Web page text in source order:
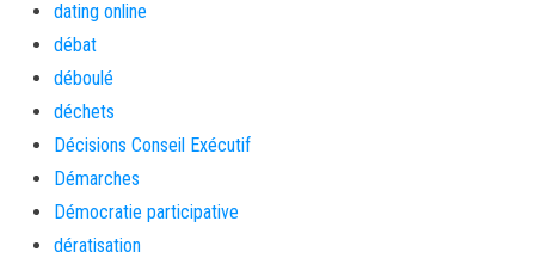
dating online
débat
déboulé
déchets
Décisions Conseil Exécutif
Démarches
Démocratie participative
dératisation